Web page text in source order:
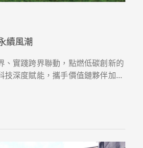
續風潮
、實踐跨界聯動，點燃低碳創新的
技深度賦能，攜手價值鏈夥伴加速